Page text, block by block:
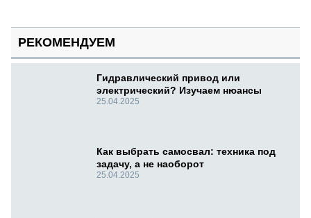
РЕКОМЕНДУЕМ
Гидравлический привод или
электрический? Изучаем нюансы
25.04.2025
Как выбрать самосвал: техника под
задачу, а не наоборот
25.04.2025